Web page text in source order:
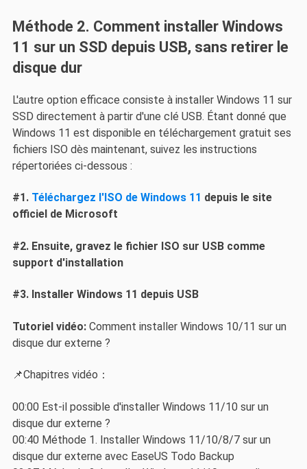
Méthode 2. Comment installer Windows
11 sur un SSD depuis USB, sans retirer le
disque dur
L'autre option efficace consiste à installer Windows 11 sur
SSD directement à partir d'une clé USB. Étant donné que
Windows 11 est disponible en téléchargement gratuit ses
fichiers ISO dès maintenant, suivez les instructions
répertoriées ci-dessous :
#1. Téléchargez l'ISO de Windows 11 depuis le site
officiel de Microsoft
#2. Ensuite, gravez le fichier ISO sur USB comme
support d'installation
#3. Installer Windows 11 depuis USB
Tutoriel vidéo: Comment installer Windows 10/11 sur un
disque dur externe ?
📌Chapitres vidéo：
00:00 Est-il possible d'installer Windows 11/10 sur un
disque dur externe ?
00:40 Méthode 1. Installer Windows 11/10/8/7 sur un
disque dur externe avec EaseUS Todo Backup